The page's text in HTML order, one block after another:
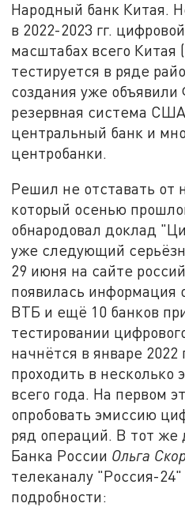
Народный банк Китая.
в 2022-2023 гг.
масштабах всего Китая
тестируется в ряде
создания уже
резервная система
центральный банк и
центробанки.
Решил не отставать от
который осенью
обнародовал доклад
уже следующий
29 июня на сайте
появилась информация
ВТБ и ещё 10 банков
тестировании
начнётся в январе 2022
проходить в несколько
всего года. На первом
опробовать эмиссию
ряд операций. В тот
Банка России Ольга
телеканалу "Россия-
подробности: